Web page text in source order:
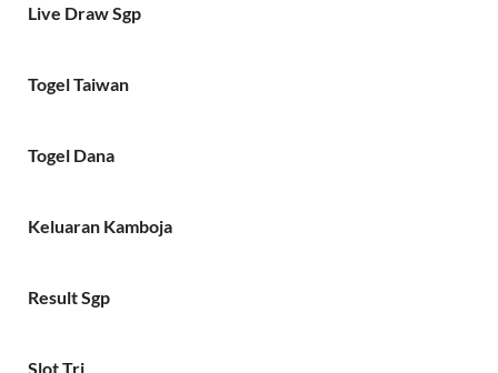
Live Draw Sgp
Togel Taiwan
Togel Dana
Keluaran Kamboja
Result Sgp
Slot Tri